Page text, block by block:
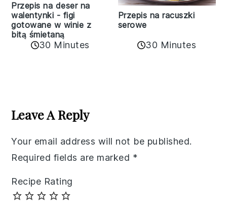
Przepis na deser na
walentynki - figi
gotowane w winie z
bitą śmietaną
30 Minutes
Przepis na racuszki
serowe
30 Minutes
Interactions
Leave A Reply
Your email address will not be published.
Required fields are marked *
Recipe Rating